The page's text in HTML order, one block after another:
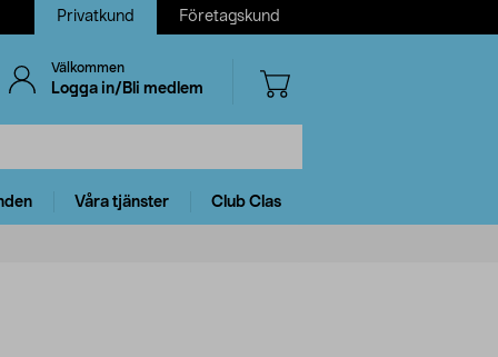
Privatkund Företagskund
Välkommen
Logga in/Bli medlem
Våra tjänster Club Clas